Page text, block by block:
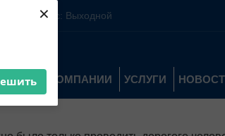
×
16:00 Вс: Выходной
О КОМПАНИИ УСЛУГИ